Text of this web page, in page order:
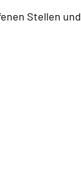
Stellen und